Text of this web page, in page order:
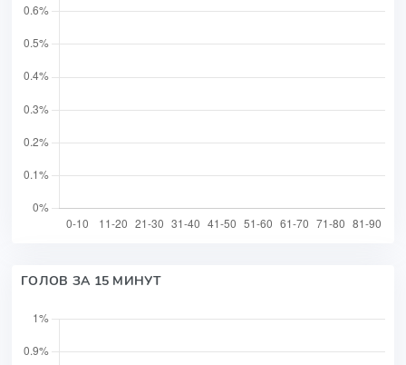
ГОЛОВ ЗА 15 МИНУТ